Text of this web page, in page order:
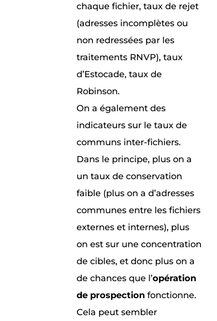
chaque fichier, taux de rejet
(adresses incomplètes ou
non redressées par les
traitements RNVP), taux
d’Estocade, taux de
Robinson.
On a également des
indicateurs sur le taux de
communs inter-fichiers.
Dans le principe, plus on a
un taux de conservation
faible (plus on a d’adresses
communes entre les fichiers
externes et internes), plus
on est sur une concentration
de cibles, et donc plus on a
de chances que l’opération
de prospection fonctionne.
Cela peut sembler